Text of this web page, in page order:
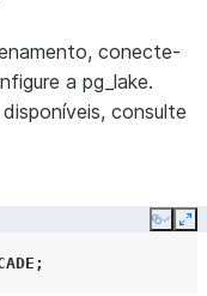
conecte-
a pg_lake.
consulte
Copy
;